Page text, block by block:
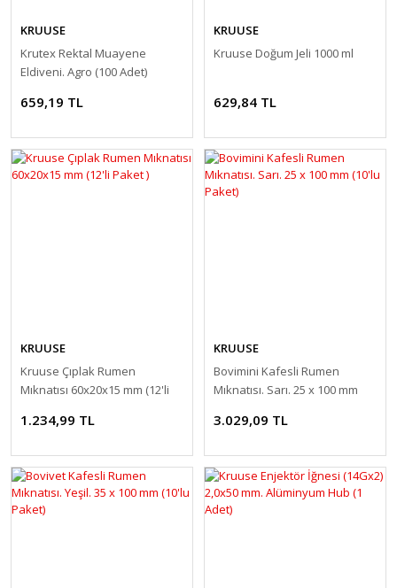
KRUUSE
Krutex Rektal Muayene
Eldiveni. Agro (100 Adet)
659,19 TL
KRUUSE
Kruuse Doğum Jeli 1000 ml
629,84 TL
KRUUSE
Kruuse Çıplak Rumen
Mıknatısı 60x20x15 mm (12'li
1.234,99 TL
KRUUSE
Bovimini Kafesli Rumen
Mıknatısı. Sarı. 25 x 100 mm
3.029,09 TL